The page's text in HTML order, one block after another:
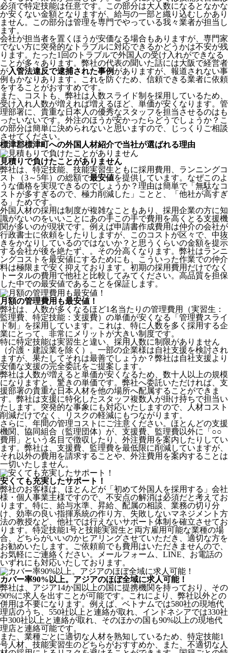
必須で特定技能は任意です。この部分は大人数になるとなかな
か安くない金額となりますが、給与の一部と織り込むしかあり
ません。この部分は管理を専門でやっている我々業者が担当し
ます。
会社が担当者を置くほうが安価なる場合もありますが、専門家
でない方に突発的なトラブルに対応できるかどうかは不安が残
ります。たった1回のトラブルで外国人の受け入れができなる
ことが多々あります。弊社の代表の聞いた話には大阪で経営者
が入管法違反で逮捕された事例 がありますが、報道されない事
例もかなりあります。これを防ぐため、信頼できる業者に依頼
をすることがおすすめです。
また、コストも、弊社は人数スライド制を採用しているため、
受け入れ人数が増えれば増えるほど、単価が安くなります。管
理部署に、貴重な日本人の優秀なスタッフを担当させるのはも
ったいないです。外注のほうが安かったらどうでしょうか？こ
の部分は簡単に決められないと思いますので、じっくりご相談
させてください。
標津郡標津町への外国人材紹介で当社が選ばれる理由
見積りで負けたことがありません
弊社は、特定技能、技能実習生ともに採用費用、ランニングコ
スト（3～5年）の総額で最安値を提供しています。なぜこのよ
うな価格を実現できるのでしょうか？理由は簡単で「無駄なコ
ストが多すぎるので、極力削減した」ことと、
「他社が高すぎ
る」 ためです。
外国人材の採用は制度が複雑なこともあり、採用企業の方に知
識がないのをいいことにあの手この手で費用を高くとる支援機
関が多いのが現状です。例えば申請書作成費用は仲介の会社が
行政書士に依頼をしたりしますが、このコストが区々で、中抜
きをかなりしているのではないか？と思うくらいの金額を提示
する会社が後を絶たず、。その分高くなります。弊社はランニ
ングコストを最安値にするためにも、こういった作業での仲介
料は極限まで安く抑えております。 初期の採用費用だけでなく
トータルの費用で他社と比較してみてください。 高品質を担保
した中での最安値であることを保証します。
月額の管理費用も最安値！
弊社は、
人数が多くなるほど1名当たりの管理費用（実習生：
監理費、特定技能：支援費）の単価が安くなる「管理費スライ
ド制」を採用 しています。これは、特に人数を多く採用する企
業にとって、非常にメリットが大きい制度です。
特に特定技能は実習生と違い、採用人数に制限がありません
（介護・建設業を除く）。一部の企業様は自社支援を検討され
ますが、果たしてそれは最善でしょうか？弊社は自社支援より
安価な支援の完全委託をご提案します。
弊社は人数が増えると単価が安くなるため、数十人以上の規模
になりますと、驚きの単価です。弊社へ委託いただければ、支
援部署の貴重な日本人材を他の場所へ配属することができま
す。弊社は支援に特化したスタッフ複数人が掛け持ちで担当い
たします。突発的な事象にも対応いたしますので、人材コスト
削減だけでなく、リスクの軽減にもつながります。
さらに、年間の管理コストにご注意ください。ほとんどの支援
機関、協同組合（監理団体）が、支援費、監理費以外に「○○
費用」という名目で徴収したり、外注費用を案内したりしてい
ます。弊社は、支援費、監理費を最低限に削減していますが、
それ以外の費用を請求することや、外注費用を案内することは
一切いたしません。
安くても充実したサポート！
弊社のお客様は、ほとんどが 「初めて外国人を採用する」 会社
様・個人事業主様ですので、不安点の解消は必須だと考えてお
ります。特に、給与水準、昇給、配属の相談、業務の切り分
け、効率の良い指揮系統の作り方、失敗しないマネジメント方
法の教授など、 他社では行えないサポート体制 を確立させてお
ります。特定技能1号と技能実習生と両方雇用可能な業種の場
合、どちらがいいのかヒアリングさせていただき、適切な方を
お勧めいたします。ご依頼前でも費用はいただきませんので、
お気軽にご連絡ください。メールフォーム、LINE、お電話の
いずれにも対応いたしております。
カバー率90%以上。アジアのほぼ全域に求人可能！
弊社は、 アジア14か国以上の国に提携機関を持っており、その
90%に求人を出すことが可能です。これにより、弊社以外との
併用は不要になります。例えば、ベトナムでは580社の現地代
理店のうち、550社以上と連絡が取れ、インドネシアでは330社
中300社以上と連絡が取れ、そのほかの国も90%以上の現地代
理店と連絡可能です。
また、業種ごとに適切な人材を熟知しているため、特定技能1
号人材、技能実習生のどちらがおすすめか、また、不適切な人